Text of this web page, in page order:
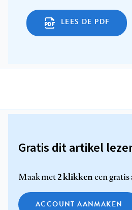
LEES DE PDF
Gratis dit artikel
Maak met2 klikkeneen
ACCOUNT AANMAKEN